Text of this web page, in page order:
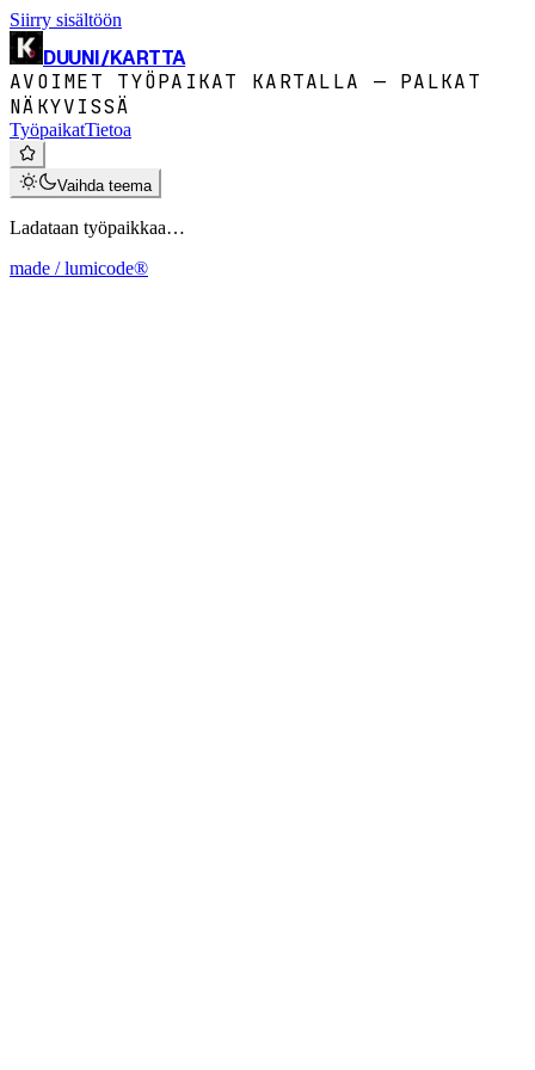
Siirry sisältöön
DUUNI/KARTTA
AVOIMET TYÖPAIKAT KARTALLA — PALKAT
NÄKYVISSÄ
TyöpaikatTietoa
Vaihda teema
Ladataan työpaikkaa…
made / lumicode®